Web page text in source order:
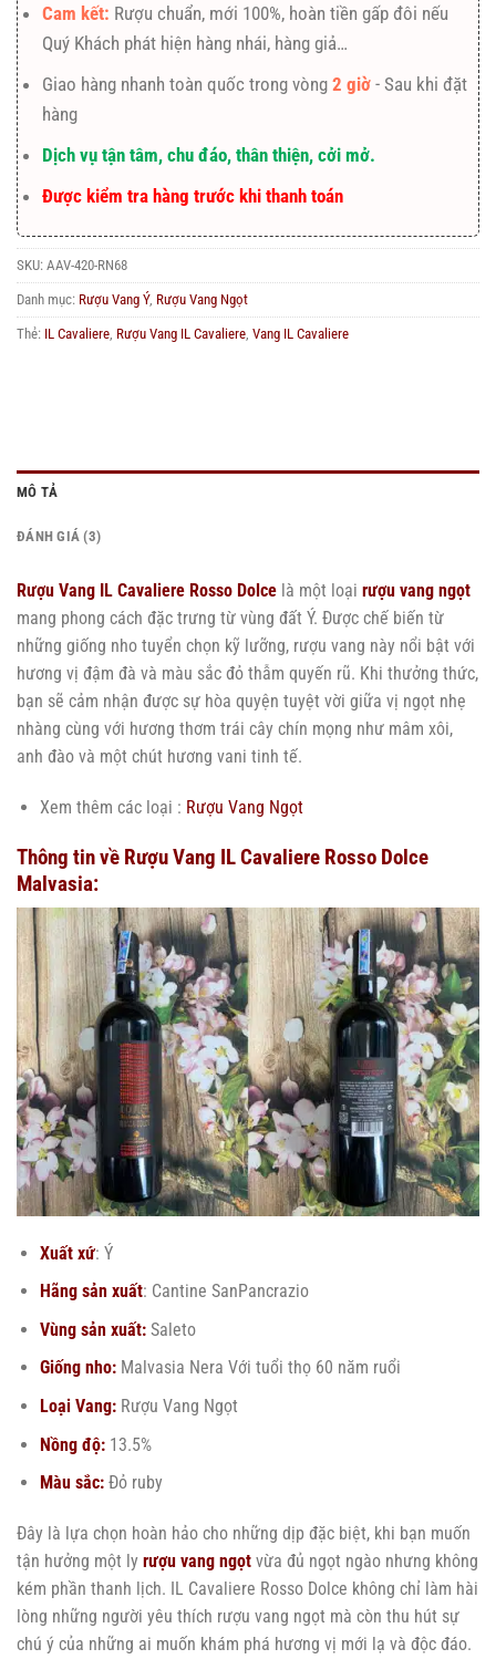
Cam kết: Rượu chuẩn, mới 100%, hoàn tiền gấp đôi nếu
Quý Khách phát hiện hàng nhái, hàng giả…
Giao hàng nhanh toàn quốc trong vòng2 giờ - Sau khi đặt
hàng
Dịch vụ tận tâm, chu đáo, thân thiện, cởi mở.
Được kiểm tra hàng trước khi thanh toán
SKU: AAV-420-RN68
Danh mục: Rượu Vang Ý, Rượu Vang Ngọt
Thẻ: IL Cavaliere, Rượu Vang IL Cavaliere, Vang IL Cavaliere
MÔ TẢ
ĐÁNH GIÁ (3)
Rượu Vang IL Cavaliere Rosso Dolce là một loại rượu vang ngọt
mang phong cách đặc trưng từ vùng đất Ý. Được chế biến từ
những giống nho tuyển chọn kỹ lưỡng, rượu vang này nổi bật với
hương vị đậm đà và màu sắc đỏ thẫm quyến rũ. Khi thưởng thức,
bạn sẽ cảm nhận được sự hòa quyện tuyệt vời giữa vị ngọt nhẹ
nhàng cùng với hương thơm trái cây chín mọng như mâm xôi,
anh đào và một chút hương vani tinh tế.
Xem thêm các loại : Rượu Vang Ngọt
Thông tin về Rượu Vang IL Cavaliere Rosso Dolce
Malvasia:
Xuất xứ: Ý
Hãng sản xuất: Cantine SanPancrazio
Vùng sản xuất:Saleto
Giống nho:Malvasia Nera Với tuổi thọ 60 năm ruổi
Loại Vang:Rượu Vang Ngọt
Nồng độ:13.5%
Màu sắc:Đỏ ruby
Đây là lựa chọn hoàn hảo cho những dịp đặc biệt, khi bạn muốn
tận hưởng một ly rượu vang ngọt vừa đủ ngọt ngào nhưng không
kém phần thanh lịch. IL Cavaliere Rosso Dolce không chỉ làm hài
lòng những người yêu thích rượu vang ngọt mà còn thu hút sự
chú ý của những ai muốn khám phá hương vị mới lạ và độc đáo.